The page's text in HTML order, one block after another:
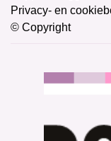
Privacy- en
© Copyright